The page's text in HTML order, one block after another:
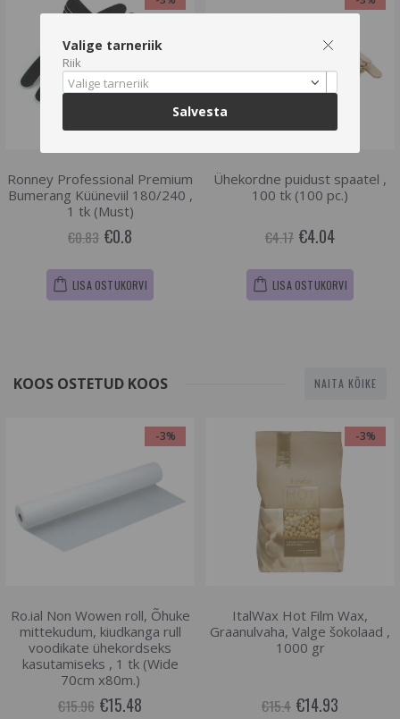
Ronney Professional Premium
Bumerang Küüneviil 180/240 ,
1 tk (Must)
€0.83 €0.8
LISA OSTUKORVI
Ühekordne puidust spaatel ,
100 tk (100 pc.)
€4.17 €4.04
LISA OSTUKORVI
KOOS OSTETUD KOOS NAITA KÕIKE
-3%
Ro.ial Non Wowen roll, Õhuke
mittekudum, kiudkanga rull
voodikate ühekordseks
kasutamiseks , 1 tk (Wide
70cm x80m.)
€15.96 €15.48
-3%
ItalWax Hot Film Wax,
Graanulvaha, Valge šokolaad ,
1000 gr
€15.4 €14.93
Valige tarneriik
Riik
Valige tarneriik
Salvesta